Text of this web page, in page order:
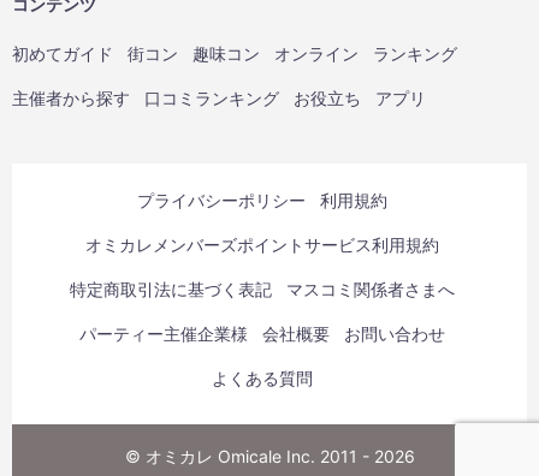
コンテンツ
初めてガイド 街コン 趣味コン オンライン ランキング
主催者から探す 口コミランキング お役立ち アプリ
プライバシーポリシー 利用規約
オミカレメンバーズポイントサービス利用規約
特定商取引法に基づく表記 マスコミ関係者さまへ
パーティー主催企業様 会社概要 お問い合わせ
よくある質問
© オミカレ Omicale Inc. 2011 - 2026